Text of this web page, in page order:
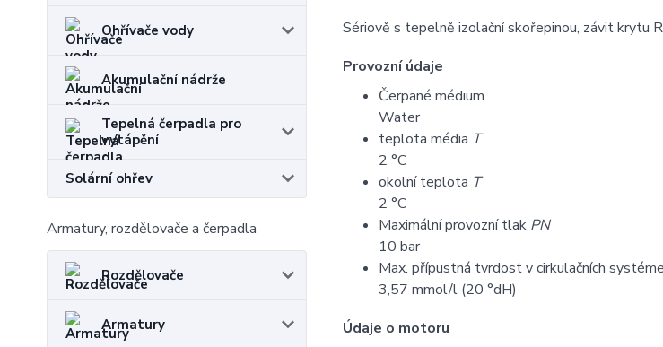
Ohřívače vody
Akumulační nádrže
Tepelná čerpadla pro
vytápění
Solární ohřev
Armatury, rozdělovače a čerpadla
Rozdělovače
Armatury
Sériově s tepelně izolační skořepinou, závit krytu
Provozní údaje
Čerpané médium
Water
teplota média T
2 °C
okolní teplota T
2 °C
Maximální provozní tlak PN
10 bar
Max. přípustná tvrdost v cirkulačních
3,57 mmol/l (20 °dH)
Údaje o motoru